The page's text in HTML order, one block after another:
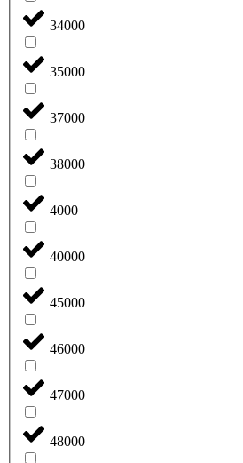
34000
35000
37000
38000
4000
40000
45000
46000
47000
48000